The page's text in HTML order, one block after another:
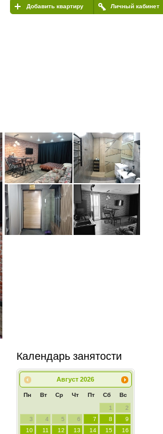
Личный кабинет
Добавить квартиру
Календарь занятости
Август 2026
Пн Вт Ср Чт Пт Сб Вс
1
2
3
4 5 6 7 8
9
10
11 12 13 14 15
16